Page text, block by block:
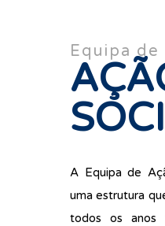
Equipa de
A Equipa de
uma estrutura
todos os anos